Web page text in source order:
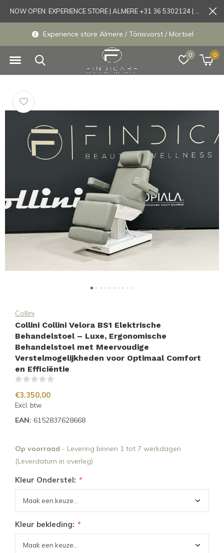
0 0
Experience store Almere / Tönisvorst / Mortsel
Collini
Collini Collini Velora BS1 Elektrische
Behandelstoel – Luxe, Ergonomische
Behandelstoel met Meervoudige
Verstelmogelijkheden voor Optimaal Comfort
en Efficiëntie
€3.350,00
Excl. btw
EAN: 6152837628668
Op voorraad - Levering binnen 1 tot 7 werkdagen
(Leverdatum in overleg)
Kleur Onderstel: *
Kleur bekleding: *